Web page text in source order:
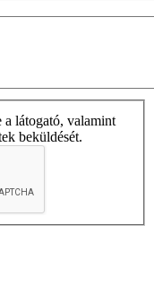
a látogató, valamint
beküldését.